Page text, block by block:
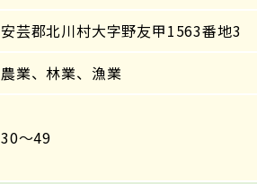
安芸郡北川村大字野友甲1563番地3
農業、林業、漁業
30～49